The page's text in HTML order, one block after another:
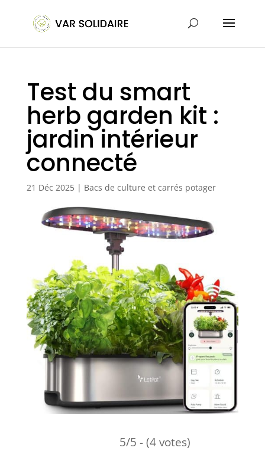
Test du smart
herb garden kit :
jardin intérieur
connecté
21 Déc 2025| Bacs de culture et carrés potager
5/5 - (4 votes)